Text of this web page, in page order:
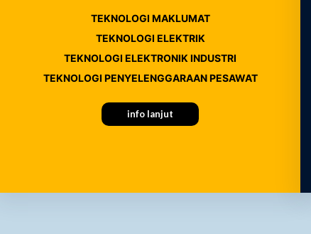
TEKNOLOGI MAKLUMAT
TEKNOLOGI ELEKTRIK
TEKNOLOGI ELEKTRONIK INDUSTRI
TEKNOLOGI PENYELENGGARAAN PESAWAT
info lanjut